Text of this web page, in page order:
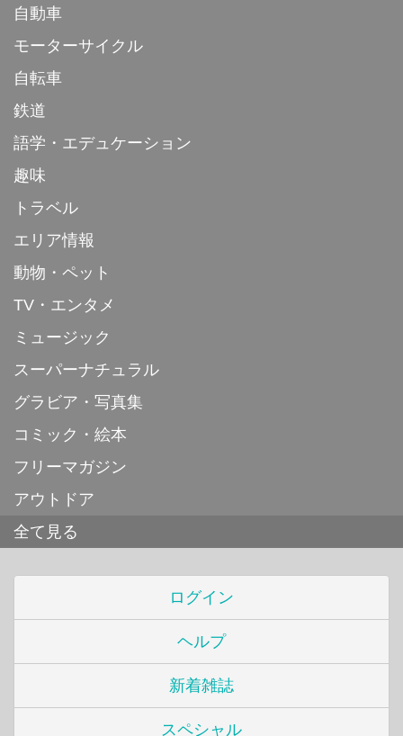
自動車
モーターサイクル
自転車
鉄道
語学・エデュケーション
趣味
トラベル
エリア情報
動物・ペット
TV・エンタメ
ミュージック
スーパーナチュラル
グラビア・写真集
コミック・絵本
フリーマガジン
アウトドア
全て見る
ログイン
ヘルプ
新着雑誌
スペシャル